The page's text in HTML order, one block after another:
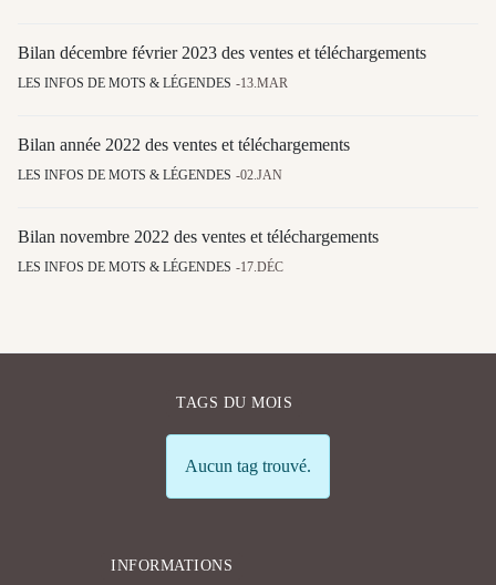
Bilan décembre février 2023 des ventes et téléchargements
LES INFOS DE MOTS & LÉGENDES 13.MAR
Bilan année 2022 des ventes et téléchargements
LES INFOS DE MOTS & LÉGENDES 02.JAN
Bilan novembre 2022 des ventes et téléchargements
LES INFOS DE MOTS & LÉGENDES 17.DÉC
TAGS DU MOIS
Info
Aucun tag trouvé.
INFORMATIONS